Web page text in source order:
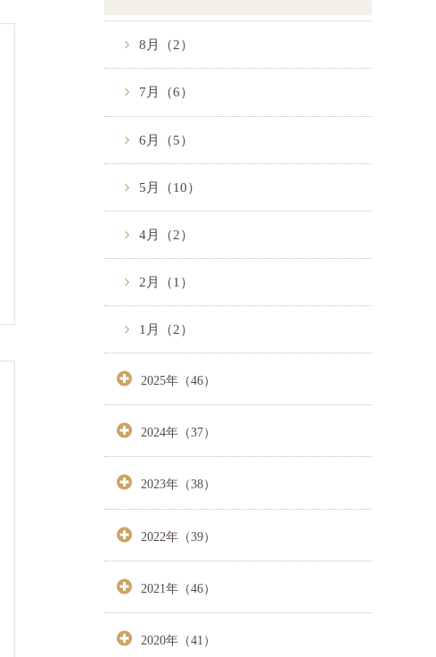
8月（2）
7月（6）
6月（5）
5月（10）
4月（2）
2月（1）
1月（2）
2025年（46）
2024年（37）
2023年（38）
2022年（39）
2021年（46）
2020年（41）